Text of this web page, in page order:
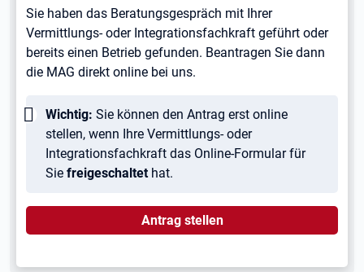
Sie haben das Beratungsgespräch mit Ihrer
Vermittlungs- oder Integrationsfachkraft geführt oder
bereits einen Betrieb gefunden. Beantragen Sie dann
die MAG direkt online bei uns.
Wichtig:
Wichtig: Sie können den Antrag erst online
stellen, wenn Ihre Vermittlungs- oder
Integrationsfachkraft das Online-Formular für
Sie freigeschaltethat.
Antrag stellen